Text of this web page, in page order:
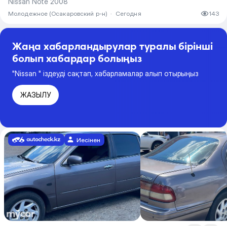
Молодежное (Осакаровский р-н) · Сегодня 143
Жаңа хабарландырулар туралы бірінші
болып хабардар болыңыз
"Nissan " іздеуді сақтап, хабарламалар алып отырыңыз
ЖАЗЫЛУ
Иесінен